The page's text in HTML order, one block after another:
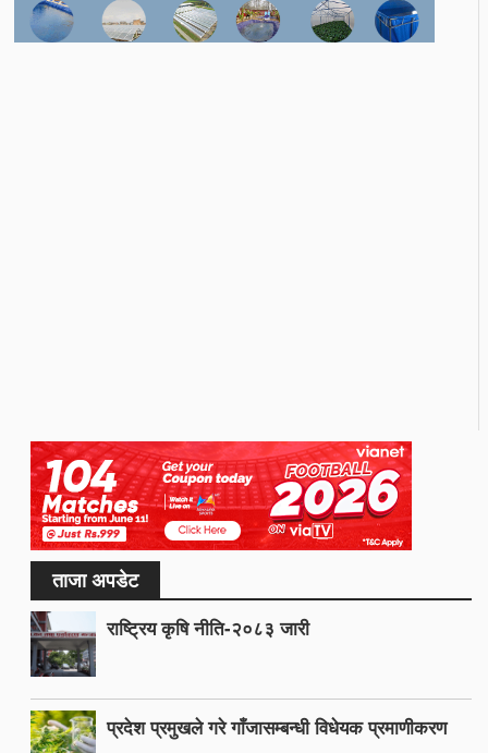
ताजा अपडेट
राष्ट्रिय कृषि नीति-२०८३ जारी
प्रदेश प्रमुखले गरे गाँजासम्बन्धी विधेयक प्रमाणीकरण